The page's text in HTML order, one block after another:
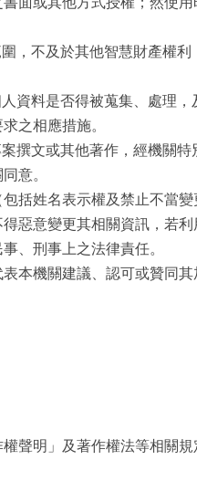
，不及於其他智慧財產權
資料是否得被蒐集、處理
之相應措施。
撰文或其他著作，經機關
意。
括姓名表示權及禁止不當變
惡意變更其相關資訊，若
、刑事上之法律責任。
本機關建議、認可或贊同其
聲明」及著作權法等相關